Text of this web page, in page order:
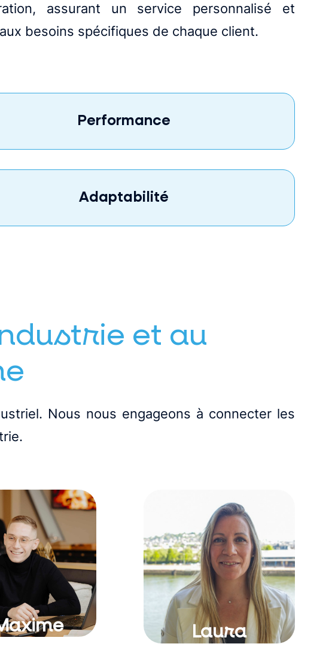
assurant un service personnalisé et
besoins spécifiques de chaque client.
Performance
Adaptabilité
et au
Nous nous engageons à connecter les
Laura